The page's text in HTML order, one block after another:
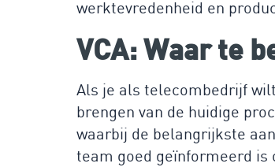
werktevredenheid en
VCA: Waar te
Als je als telecombedrijf
brengen van de huidige
waarbij de belangrijkste
team goed geïnformeerd is